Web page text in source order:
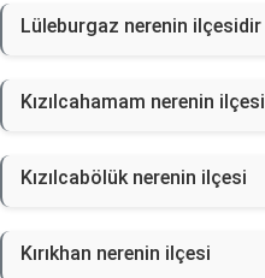
Lüleburgaz nerenin ilçesidir
Kızılcahamam nerenin ilçesi
Kızılcabölük nerenin ilçesi
Kırıkhan nerenin ilçesi